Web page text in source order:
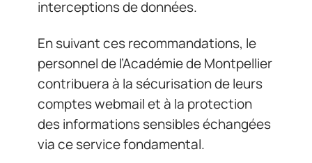
interceptions de données.
En suivant ces recommandations, le
personnel de l’Académie de Montpellier
contribuera à la sécurisation de leurs
comptes webmail et à la protection
des informations sensibles échangées
via ce service fondamental.